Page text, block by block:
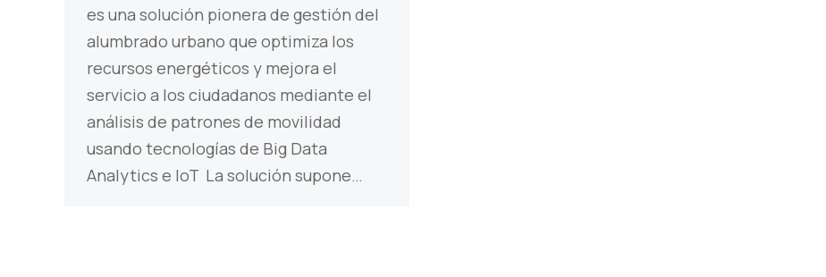
es una solución pionera de gestión del
alumbrado urbano que optimiza los
recursos energéticos y mejora el
servicio a los ciudadanos mediante el
análisis de patrones de movilidad
usando tecnologías de Big Data
Analytics e IoT La solución supone…